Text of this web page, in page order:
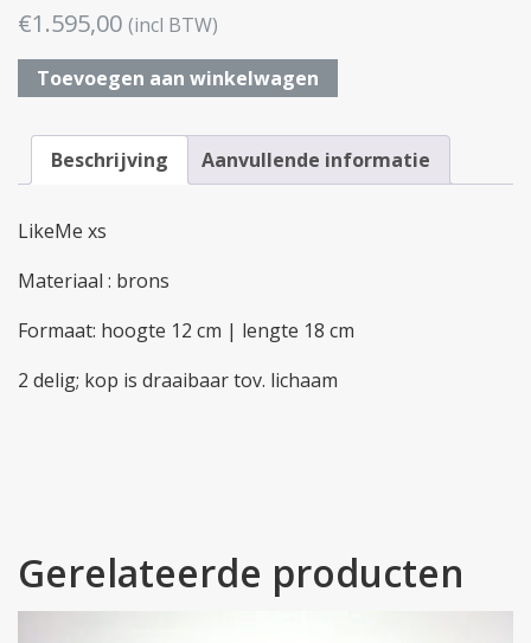
€1.595,00 (incl BTW)
LikeMe
xs
aantal
Toevoegen aan winkelwagen
Beschrijving Aanvullende informatie
LikeMe xs
Materiaal : brons
Formaat: hoogte 12 cm | lengte 18 cm
2 delig; kop is draaibaar tov. lichaam
Gerelateerde producten